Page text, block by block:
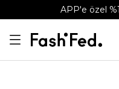
APP'e özel